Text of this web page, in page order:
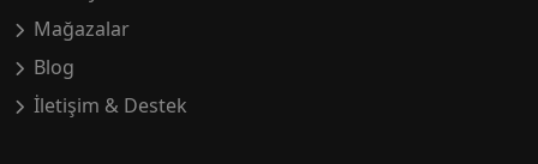
Mağazalar
Blog
İletişim & Destek